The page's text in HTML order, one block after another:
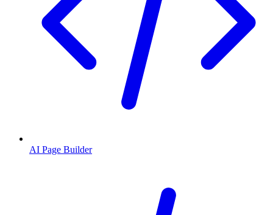
AI Page Builder